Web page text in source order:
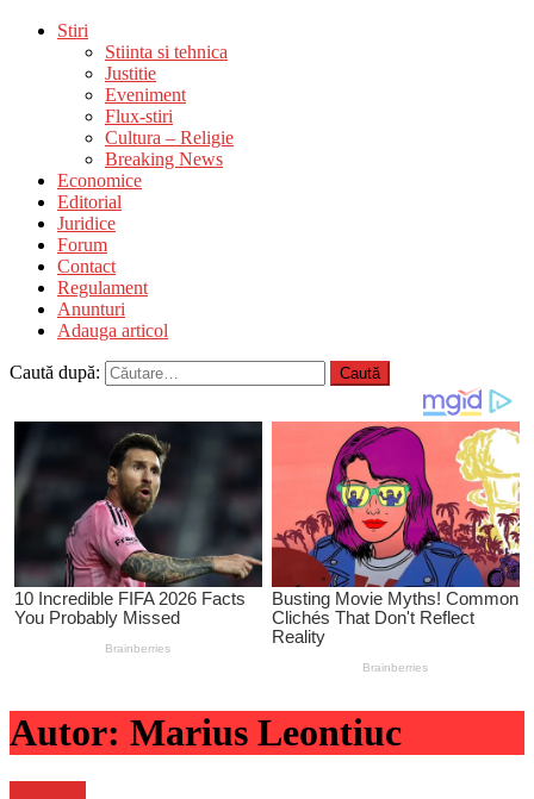
Stiri
Stiinta si tehnica
Justitie
Eveniment
Flux-stiri
Cultura – Religie
Breaking News
Economice
Editorial
Juridice
Forum
Contact
Regulament
Anunturi
Adauga articol
Caută după:
Autor: Marius Leontiuc